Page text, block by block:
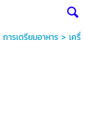
การเตรียมอาหาร> เครื่